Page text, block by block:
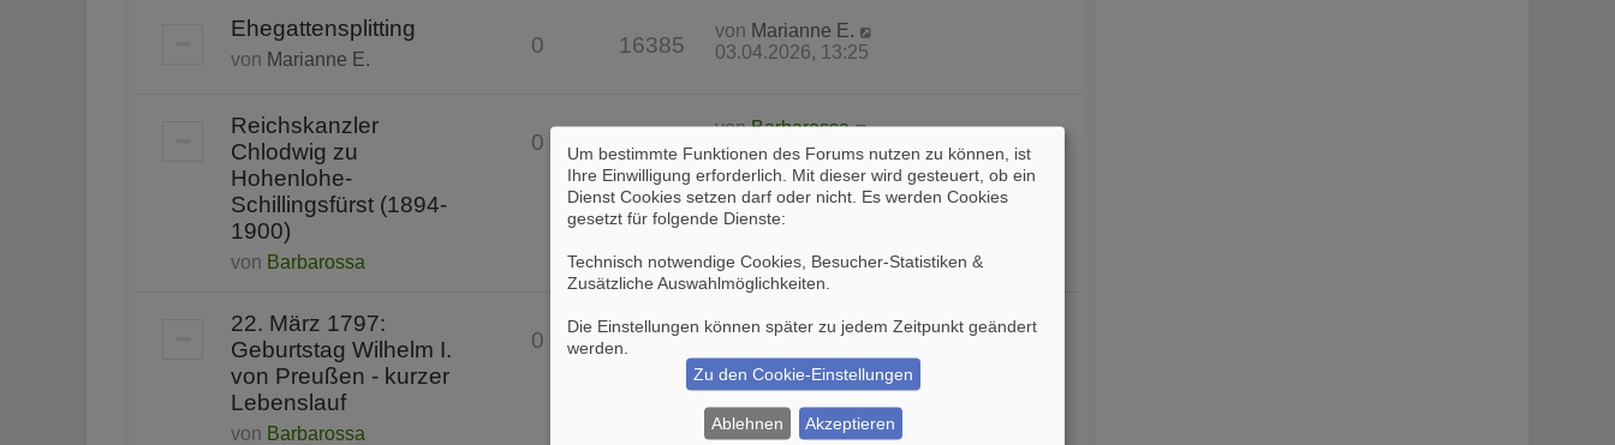
Ehegattensplitting
von Marianne E.
0 16385
von Marianne E.
03.04.2026, 13:25
Reichskanzler
Chlodwig zu
Hohenlohe-
Schillingsfürst (1894-
1900)
von Barbarossa
0 37533
vonBarbarossa
31.03.2026, 17:23
22. März 1797:
Geburtstag Wilhelm I.
von Preußen - kurzer
Lebenslauf
von Barbarossa
0 7622
vonBarbarossa
Um bestimmte Funktionen des Forums nutzen zu können, ist
Ihre Einwilligung erforderlich. Mit dieser wird gesteuert, ob ein
Dienst Cookies setzen darf oder nicht. Es werden Cookies
gesetzt für folgende Dienste:
Technisch notwendige Cookies, Besucher-Statistiken &
Zusätzliche Auswahlmöglichkeiten
Die Einstellungen können später zu jedem Zeitpunkt geändert
werden.
Zu den Cookie-Einstellungen
Ablehnen Akzeptieren